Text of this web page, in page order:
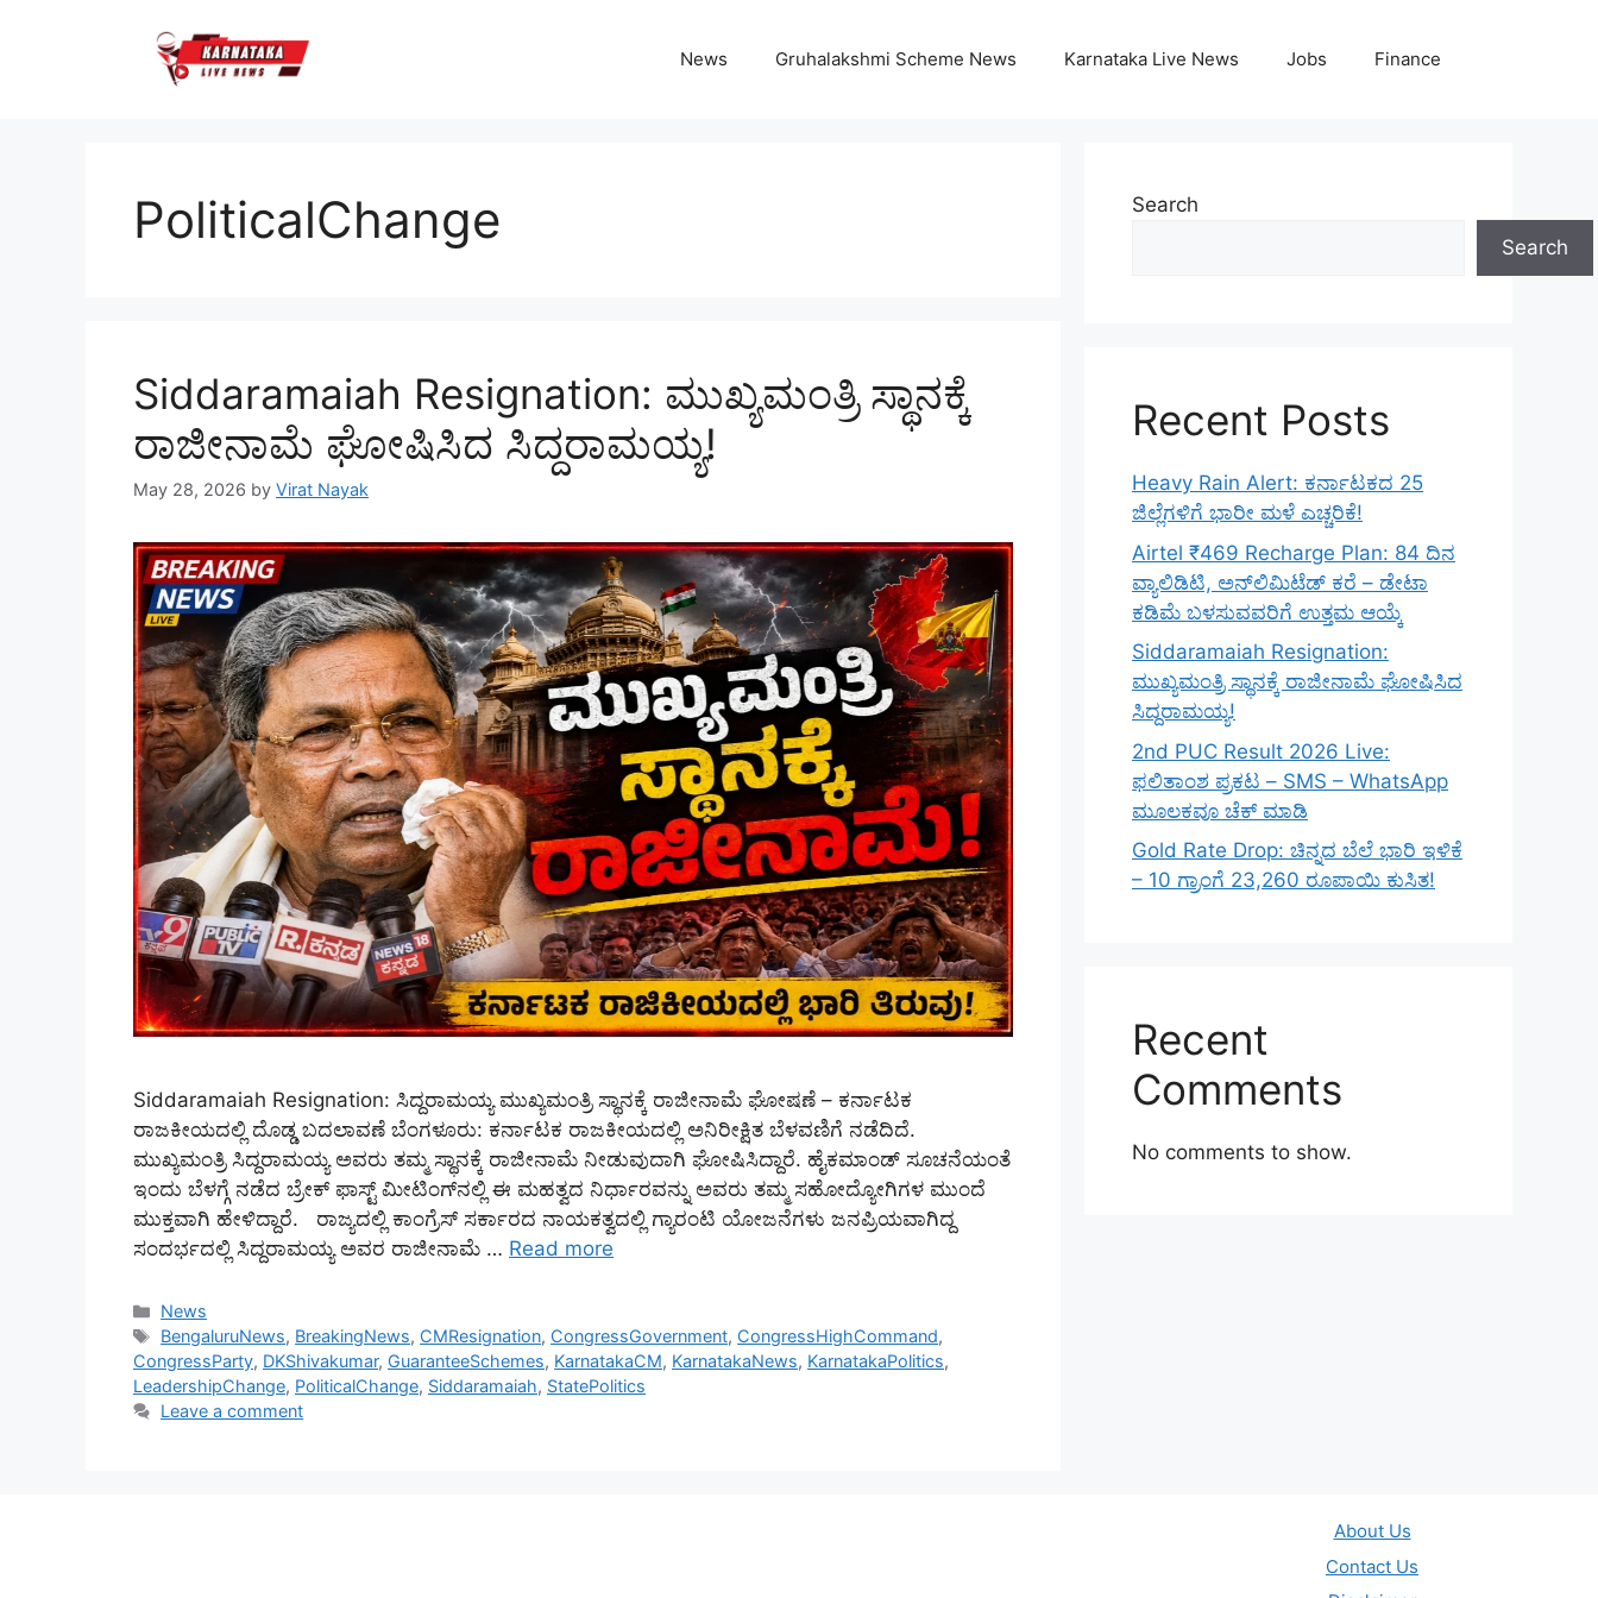
News Gruhalakshmi Scheme News Karnataka Live News Jobs Finance
PoliticalChange
Siddaramaiah Resignation: ಮುಖ್ಯಮಂತ್ರಿ ಸ್ಥಾನಕ್ಕೆ
ರಾಜೀನಾಮೆ ಘೋಷಿಸಿದ ಸಿದ್ದರಾಮಯ್ಯ!
May 28, 2026 by Virat Nayak
Siddaramaiah Resignation: ಸಿದ್ದರಾಮಯ್ಯ ಮುಖ್ಯಮಂತ್ರಿ ಸ್ಥಾನಕ್ಕೆ ರಾಜೀನಾಮೆ ಘೋಷಣೆ – ಕರ್ನಾಟಕ
ರಾಜಕೀಯದಲ್ಲಿ ದೊಡ್ಡ ಬದಲಾವಣೆ ಬೆಂಗಳೂರು: ಕರ್ನಾಟಕ ರಾಜಕೀಯದಲ್ಲಿ ಅನಿರೀಕ್ಷಿತ ಬೆಳವಣಿಗೆ ನಡೆದಿದೆ.
ಮುಖ್ಯಮಂತ್ರಿ ಸಿದ್ದರಾಮಯ್ಯ ಅವರು ತಮ್ಮ ಸ್ಥಾನಕ್ಕೆ ರಾಜೀನಾಮೆ ನೀಡುವುದಾಗಿ ಘೋಷಿಸಿದ್ದಾರೆ. ಹೈಕಮಾಂಡ್ ಸೂಚನೆಯಂತೆ
ಇಂದು ಬೆಳಗ್ಗೆ ನಡೆದ ಬ್ರೇಕ್ ಫಾಸ್ಟ್ ಮೀಟಿಂಗ್‌ನಲ್ಲಿ ಈ ಮಹತ್ವದ ನಿರ್ಧಾರವನ್ನು ಅವರು ತಮ್ಮ ಸಹೋದ್ಯೋಗಿಗಳ ಮುಂದೆ
ಮುಕ್ತವಾಗಿ ಹೇಳಿದ್ದಾರೆ. ರಾಜ್ಯದಲ್ಲಿ ಕಾಂಗ್ರೆಸ್ ಸರ್ಕಾರದ ನಾಯಕತ್ವದಲ್ಲಿ ಗ್ಯಾರಂಟಿ ಯೋಜನೆಗಳು ಜನಪ್ರಿಯವಾಗಿದ್ದ
ಸಂದರ್ಭದಲ್ಲಿ ಸಿದ್ದರಾಮಯ್ಯ ಅವರ ರಾಜೀನಾಮೆ … Read more
Categories
News
Tags
BengaluruNews, BreakingNews, CMResignation, CongressGovernment, CongressHighCommand,
CongressParty, DKShivakumar, GuaranteeSchemes, KarnatakaCM, KarnatakaNews, KarnatakaPolitics,
LeadershipChange, PoliticalChange, Siddaramaiah, StatePolitics
Leave a comment
Search
Search
Recent Posts
Heavy Rain Alert: ಕರ್ನಾಟಕದ 25
ಜಿಲ್ಲೆಗಳಿಗೆ ಭಾರೀ ಮಳೆ ಎಚ್ಚರಿಕೆ!
Airtel ₹469 Recharge Plan: 84 ದಿನ
ವ್ಯಾಲಿಡಿಟಿ, ಅನ್‌ಲಿಮಿಟೆಡ್ ಕರೆ – ಡೇಟಾ
ಕಡಿಮೆ ಬಳಸುವವರಿಗೆ ಉತ್ತಮ ಆಯ್ಕೆ
Siddaramaiah Resignation:
ಮುಖ್ಯಮಂತ್ರಿ ಸ್ಥಾನಕ್ಕೆ ರಾಜೀನಾಮೆ ಘೋಷಿಸಿದ
ಸಿದ್ದರಾಮಯ್ಯ!
2nd PUC Result 2026 Live:
ಫಲಿತಾಂಶ ಪ್ರಕಟ – SMS – WhatsApp
ಮೂಲಕವೂ ಚೆಕ್ ಮಾಡಿ
Gold Rate Drop: ಚಿನ್ನದ ಬೆಲೆ ಭಾರಿ ಇಳಿಕೆ
– 10 ಗ್ರಾಂಗೆ 23,260 ರೂಪಾಯಿ ಕುಸಿತ!
Recent
Comments
No comments to show.
About Us
Contact Us